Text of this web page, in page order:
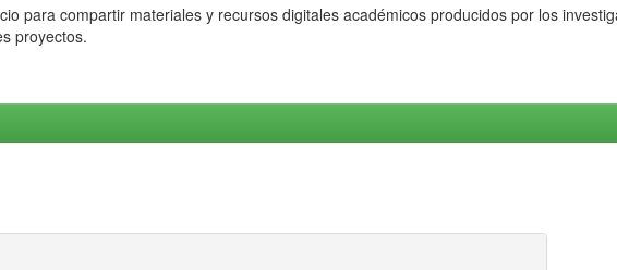
para compartir materiales y recursos digitales académicos producidos por los
proyectos.